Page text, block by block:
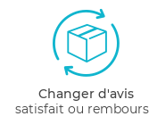
Changer d'avis
satisfait ou